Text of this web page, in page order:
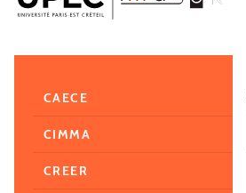
CAECE
CIMMA
CREER